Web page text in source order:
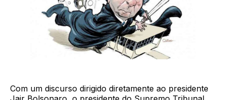
Com um discurso dirigido diretamente ao presidente